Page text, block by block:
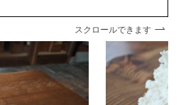
スクロールできます